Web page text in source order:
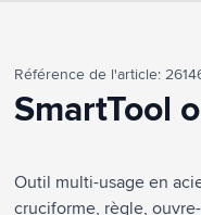
Marques
Thèmes
Accessoires
Référence de l'article:
SmartTool
Outil multi-usage en
cruciforme, règle,